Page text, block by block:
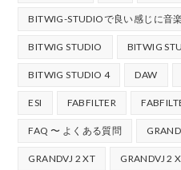
BITWIG-STUDIOで良い感じに音
BITWIG STUDIO BITWIG
BITWIG STUDIO 4 DAW
ESI FABFILTER
FAQ 〜 よくある質問
GRANDVJ 2 XT GRANDVJ 2